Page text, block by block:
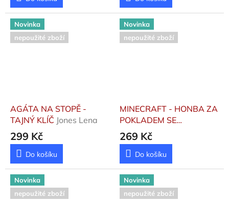
Novinka
nepoužité zboží
AGÁTA NA STOPĚ -
TAJNÝ KLÍČ Jones Lena
299 Kč
Do košíku
Novinka
nepoužité zboží
MINECRAFT - HONBA ZA
POKLADEM SE
SAMOLEPKAMI
269 Kč
Do košíku
Novinka
nepoužité zboží
Novinka
nepoužité zboží